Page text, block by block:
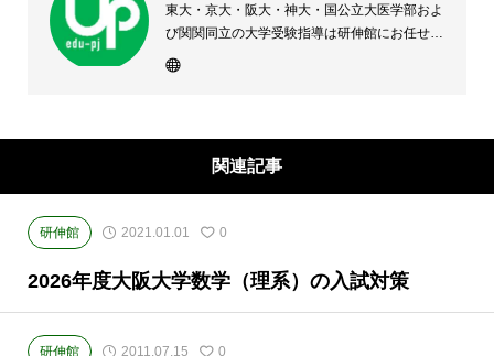
東大・京大・阪大・神大・国公立大医学部およ
び関関同立の大学受験指導は研伸館にお任せく
ださい。 大阪(上本町・天王寺・豊中)・兵庫
関連記事
研伸館 2021.01.01 0
2026年度大阪大学数学（理系）の入試対策
研伸館 2011.07.15 0